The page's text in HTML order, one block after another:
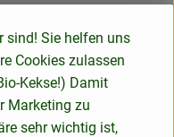
sind! Sie helfen uns
Cookies zulassen
Kekse!) Damit
Marketing zu
sehr wichtig ist,